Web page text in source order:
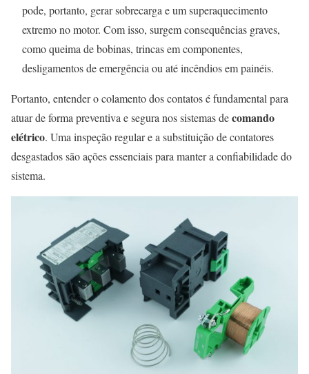
pode, portanto, gerar sobrecarga e um superaquecimento
extremo no motor. Com isso, surgem consequências graves,
como queima de bobinas, trincas em componentes,
desligamentos de emergência ou até incêndios em painéis.
Portanto, entender o colamento dos contatos é fundamental para
atuar de forma preventiva e segura nos sistemas decomando
elétrico. Uma inspeção regular e a substituição de contatores
desgastados são ações essenciais para manter a confiabilidade do
sistema.